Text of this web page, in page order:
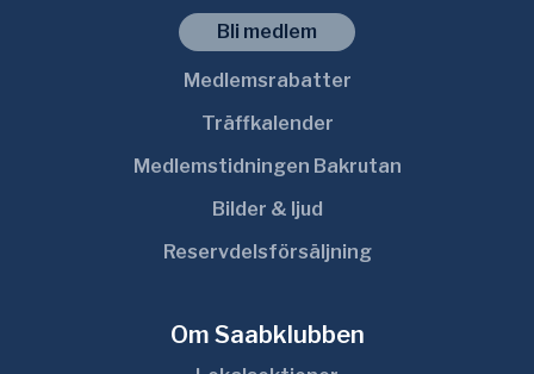
Bli medlem
Medlemsrabatter
Träffkalender
Medlemstidningen Bakrutan
Bilder & ljud
Reservdelsförsäljning
Om Saabklubben